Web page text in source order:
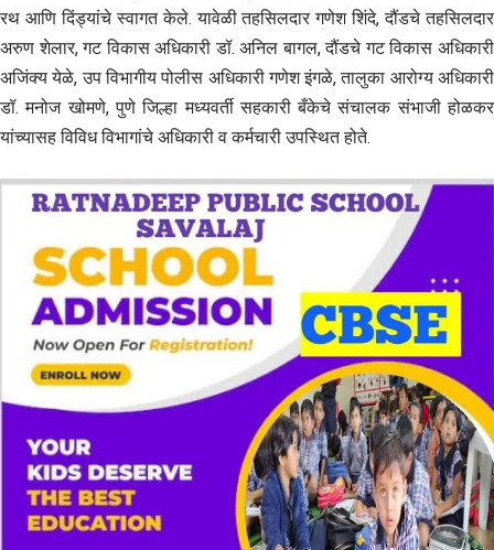
रथ आणि दिंड्यांचे स्वागत केले. यावेळी तहसिलदार गणेश शिंदे, दौंडचे तहसिलदार
अरुण शेलार, गट विकास अधिकारी डॉ. अनिल बागल, दौंडचे गट विकास अधिकारी
अजिंक्य येळे, उप विभागीय पोलीस अधिकारी गणेश इंगळे, तालुका आरोग्य अधिकारी
डॉ. मनोज खोमणे, पुणे जिल्हा मध्यवर्ती सहकारी बँकेचे संचालक संभाजी होळकर
यांच्यासह विविध विभागांचे अधिकारी व कर्मचारी उपस्थित होते.